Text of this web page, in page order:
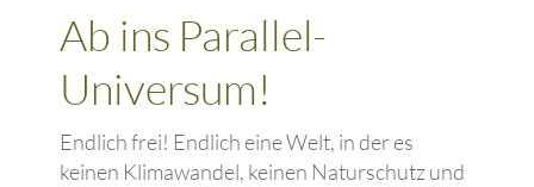
Ab ins Parallel-
Universum!
Endlich frei! Endlich eine Welt, in der es
keinen Klimawandel, keinen Naturschutz und